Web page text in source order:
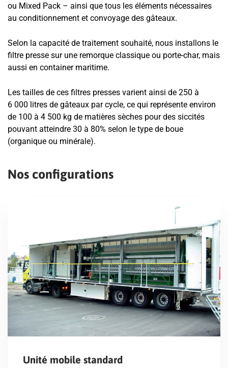
ou Mixed Pack – ainsi que tous les éléments nécessaires
au conditionnement et convoyage des gâteaux.
Selon la capacité de traitement souhaité, nous installons le
filtre presse sur une remorque classique ou porte-char, mais
aussi en container maritime.
Les tailles de ces filtres presses varient ainsi de 250 à
6 000 litres de gâteaux par cycle, ce qui représente environ
de 100 à 4 500 kg de matières sèches pour des siccités
pouvant atteindre 30 à 80% selon le type de boue
(organique ou minérale).
Nos configurations
Unité mobile standard